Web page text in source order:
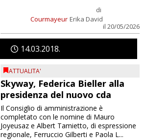
Courmayeur
di
Erika David
il 20/05/2026
1403 2018
ATTUALITA'
Skyway, Federica Bieller alla
presidenza del nuovo cda
Il Consiglio di amministrazione è
completato con le nomine di Mauro
Joyeusaz e Albert Tamietto, di espressione
regionale, Ferruccio Gilberti e Paola L...